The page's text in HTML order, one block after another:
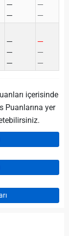
—
—
—
—
—
—
—
—
—
—
içerisinde
Puanlarına yer